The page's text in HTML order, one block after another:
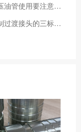
液压胶管在使用过程中遇到的问题（液压油管使用要注意哪些事项）
美制过渡接头的三标怎样实现区别（美制过渡接头的三标是哪三标）